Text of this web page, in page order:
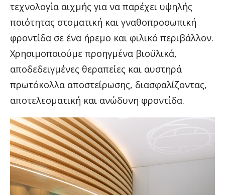
τεχνολογία αιχμής για να παρέχει υψηλής
ποιότητας στοματική και γναθοπροσωπική
φροντίδα σε ένα ήρεμο και φιλικό περιβάλλον.
Χρησιμοποιούμε προηγμένα βιοϋλικά,
αποδεδειγμένες θεραπείες και αυστηρά
πρωτόκολλα αποστείρωσης, διασφαλίζοντας,
αποτελεσματική και ανώδυνη φροντίδα.